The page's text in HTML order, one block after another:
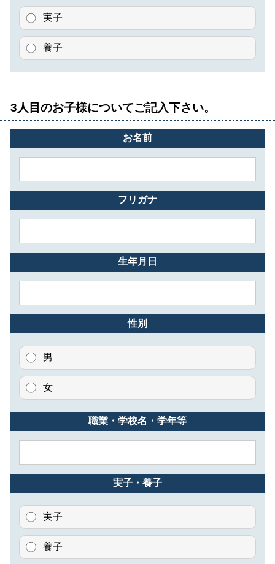
実子
養子
3人目のお子様についてご記入下さい。
お名前
フリガナ
生年月日
性別
男
女
職業・学校名・学年等
実子・養子
実子
養子